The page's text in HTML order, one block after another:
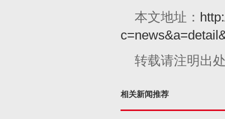
本文地址：
转载请注明出
相关新闻推荐